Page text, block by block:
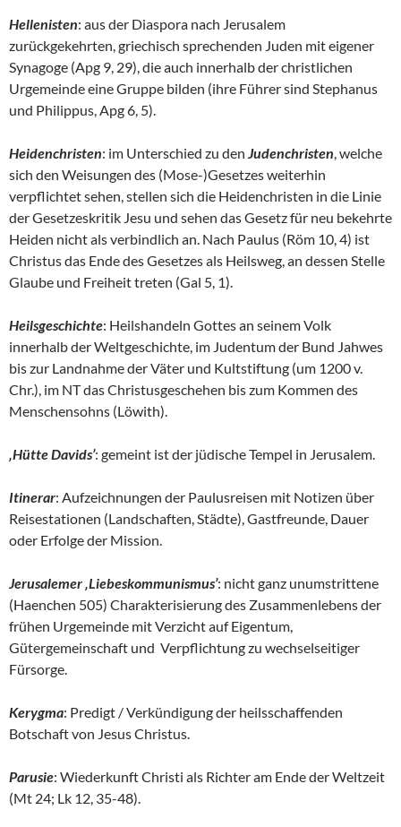
Hellenisten: aus der Diaspora nach Jerusalem
zurückgekehrten, griechisch sprechenden Juden mit eigener
Synagoge (Apg 9, 29), die auch innerhalb der christlichen
Urgemeinde eine Gruppe bilden (ihre Führer sind Stephanus
und Philippus, Apg 6, 5).
Heidenchristen: im Unterschied zu den Judenchristen, welche
sich den Weisungen des (Mose-)Gesetzes weiterhin
verpflichtet sehen, stellen sich die Heidenchristen in die Linie
der Gesetzeskritik Jesu und sehen das Gesetz für neu bekehrte
Heiden nicht als verbindlich an. Nach Paulus (Röm 10, 4) ist
Christus das Ende des Gesetzes als Heilsweg, an dessen Stelle
Glaube und Freiheit treten (Gal 5, 1).
Heilsgeschichte: Heilshandeln Gottes an seinem Volk
innerhalb der Weltgeschichte, im Judentum der Bund Jahwes
bis zur Landnahme der Väter und Kultstiftung (um 1200 v.
Chr.), im NT das Christusgeschehen bis zum Kommen des
Menschensohns (Löwith).
‚Hütte Davids’: gemeint ist der jüdische Tempel in Jerusalem.
Itinerar: Aufzeichnungen der Paulusreisen mit Notizen über
Reisestationen (Landschaften, Städte), Gastfreunde, Dauer
oder Erfolge der Mission.
Jerusalemer ‚Liebeskommunismus’: nicht ganz unumstrittene
(Haenchen 505) Charakterisierung des Zusammenlebens der
frühen Urgemeinde mit Verzicht auf Eigentum,
Gütergemeinschaft und Verpflichtung zu wechselseitiger
Fürsorge.
Kerygma: Predigt / Verkündigung der heilsschaffenden
Botschaft von Jesus Christus.
Parusie: Wiederkunft Christi als Richter am Ende der Weltzeit
(Mt 24; Lk 12, 35-48).